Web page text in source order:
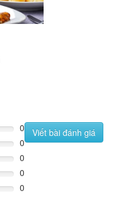
0
0
0
0
0
Viết bài đánh giá